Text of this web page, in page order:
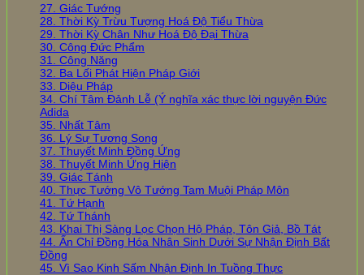
27. Giác Tướng
28. Thời Kỳ Trừu Tượng Hoá Độ Tiểu Thừa
29. Thời Kỳ Chân Như Hoá Độ Đại Thừa
30. Công Đức Phẩm
31. Công Năng
32. Ba Lối Phát Hiện Pháp Giới
33. Diệu Pháp
34. Chí Tâm Đảnh Lễ (Ý nghĩa xác thực lời nguyện Đức
Adida
35. Nhất Tâm
36. Lý Sự Tương Song
37. Thuyết Minh Đồng Ứng
38. Thuyết Minh Ứng Hiện
39. Giác Tánh
40. Thực Tướng Vô Tướng Tam Muội Pháp Môn
41. Tứ Hạnh
42. Tứ Thánh
43. Khai Thị Sàng Lọc Chọn Hộ Pháp, Tôn Giả, Bồ Tát
44. Ấn Chỉ Đồng Hóa Nhân Sinh Dưới Sự Nhận Định Bất
Đồng
45. Vì Sao Kinh Sấm Nhận Định In Tuồng Thực